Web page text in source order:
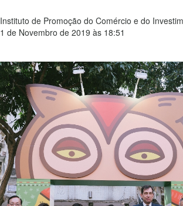
Instituto de Promoção do Comércio e do
1 de Novembro de 2019 às 18:51